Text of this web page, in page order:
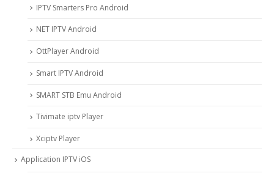
IPTV Smarters Pro Android
NET IPTV Android
OttPlayer Android
Smart IPTV Android
SMART STB Emu Android
Tivimate iptv Player
Xciptv Player
Application IPTV iOS